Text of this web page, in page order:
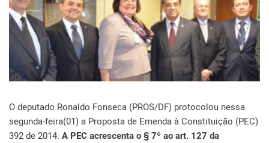
O deputado Ronaldo Fonseca (PROS/DF) protocolou nessa
segunda-feira(01) a Proposta de Emenda à Constituição (PEC)
392 de 2014. A PEC acrescenta o § 7º ao art. 127 da